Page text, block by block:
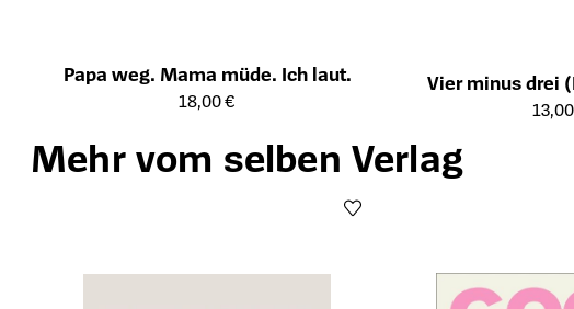
Papa weg. Mama müde. Ich laut.
Öffnet die Detailseite des Produkts
18,00 €
Vier minus drei
Öffnet die Detailseite des
Mehr vom selben Verlag